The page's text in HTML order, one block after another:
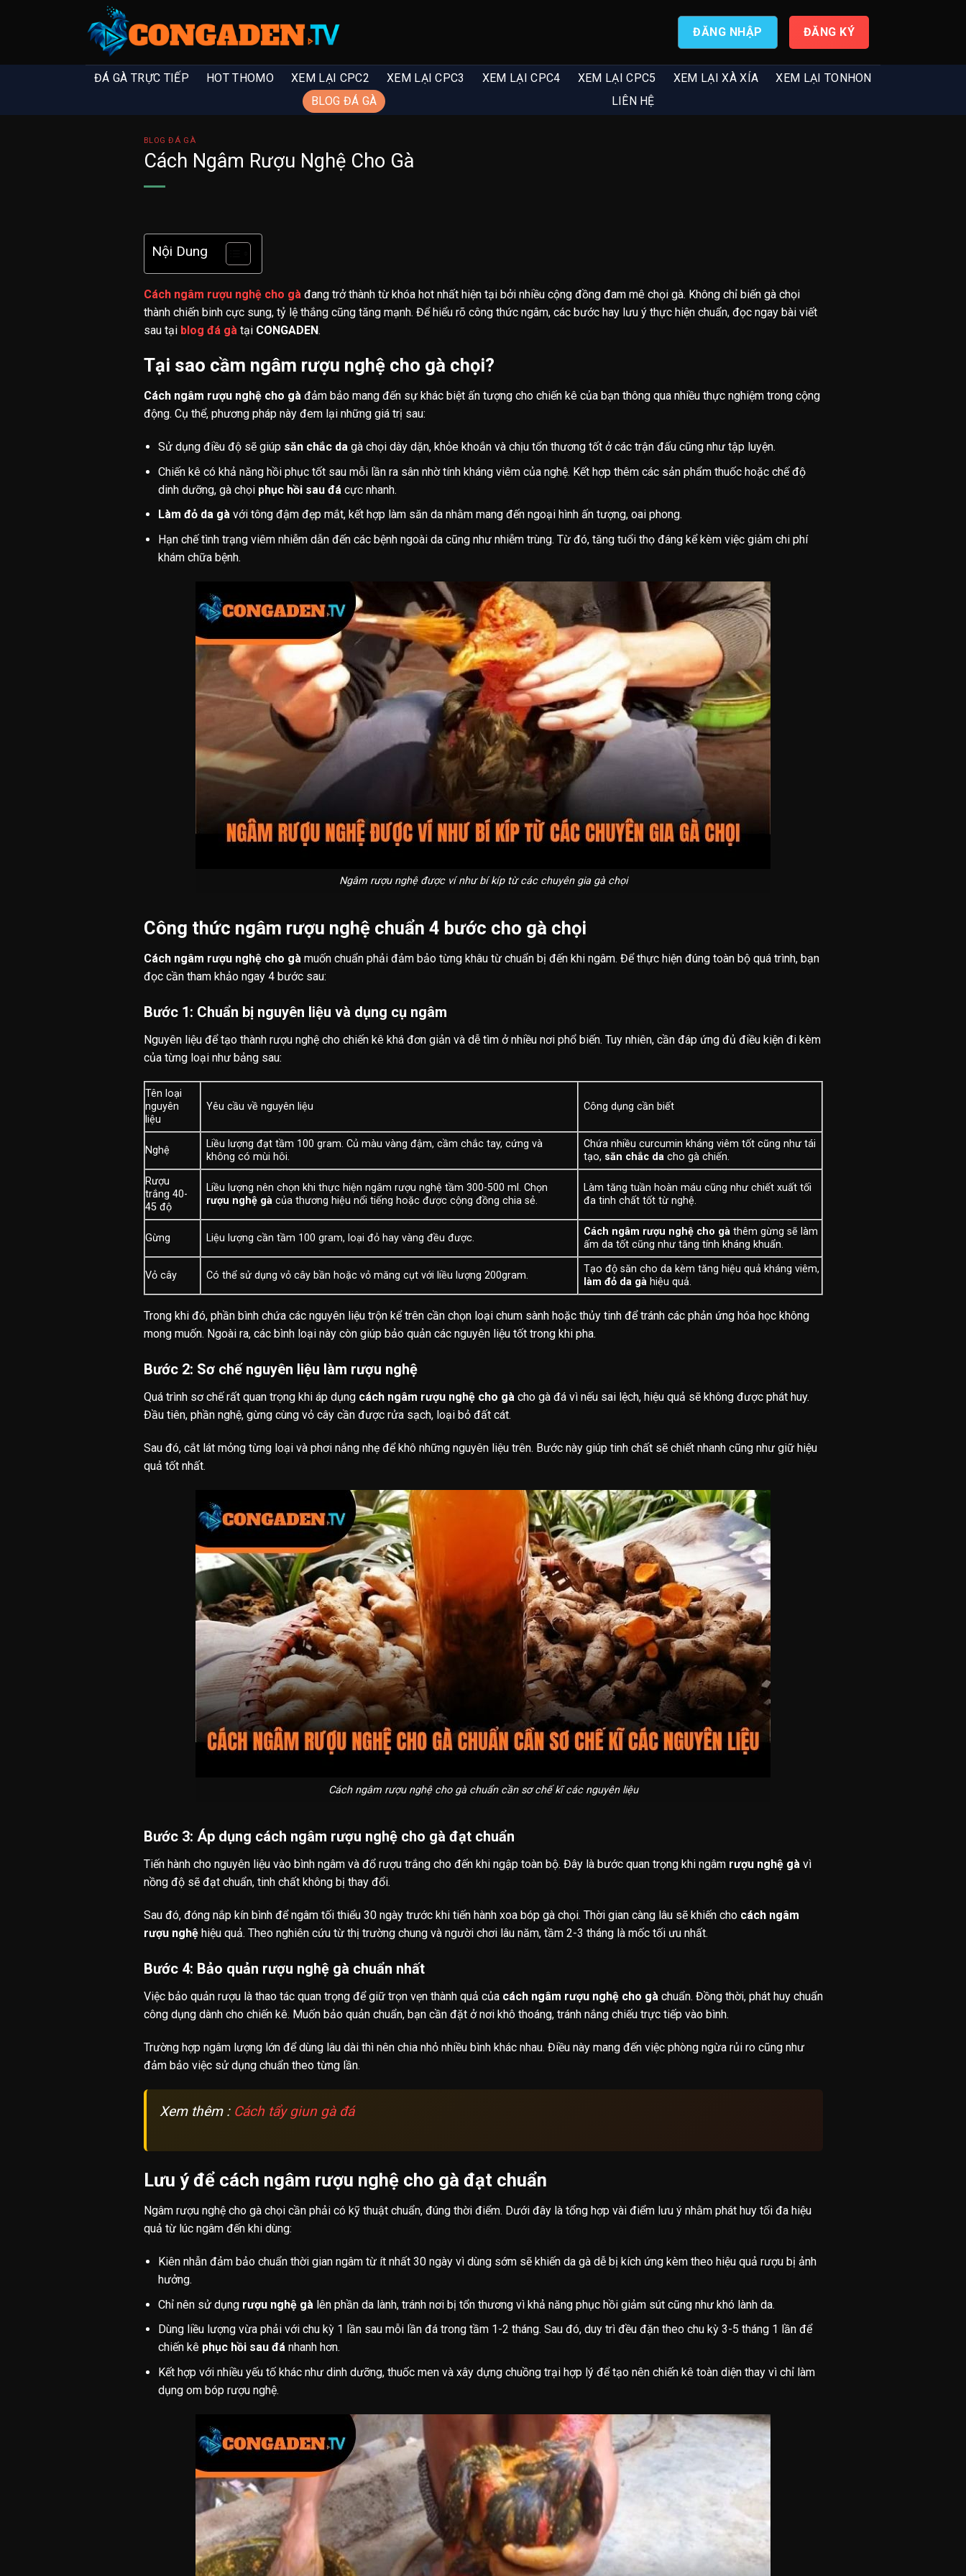
ĐĂNG NHẬP ĐĂNG KÝ
ĐÁ GÀ TRỰC TIẾP HOT THOMO XEM LẠI CPC2 XEM LẠI CPC3 XEM LẠI CPC4 XEM LẠI CPC5 XEM LẠI XÀ XÍA
XEM LẠI TONHON
BLOG ĐÁ GÀ
LIÊN HỆ
BLOG ĐÁ GÀ
Cách Ngâm Rượu Nghệ Cho Gà
Nội Dung
Cách ngâm rượu nghệ cho gà đang trở thành từ khóa hot nhất hiện tại bởi nhiều cộng đồng đam mê chọi gà. Không chỉ biến gà chọi
thành chiến binh cực sung, tỷ lệ thắng cũng tăng mạnh. Để hiểu rõ công thức ngâm, các bước hay lưu ý thực hiện chuẩn, đọc ngay bài viết
sau tại blog đá gà tại CONGADEN.
Tại sao cầm ngâm rượu nghệ cho gà chọi?
Cách ngâm rượu nghệ cho gàđảm bảo mang đến sự khác biệt ấn tượng cho chiến kê của bạn thông qua nhiều thực nghiệm trong cộng
động. Cụ thể, phương pháp này đem lại những giá trị sau:
Sử dụng điều độ sẽ giúp săn chắc da gà chọi dày dặn, khỏe khoắn và chịu tổn thương tốt ở các trận đấu cũng như tập luyện.
Chiến kê có khả năng hồi phục tốt sau mỗi lần ra sân nhờ tính kháng viêm của nghệ. Kết hợp thêm các sản phẩm thuốc hoặc chế độ
dinh dưỡng, gà chọi phục hồi sau đá cực nhanh.
Làm đỏ da gà với tông đậm đẹp mắt, kết hợp làm săn da nhằm mang đến ngoại hình ấn tượng, oai phong.
Hạn chế tình trạng viêm nhiễm dẫn đến các bệnh ngoài da cũng như nhiễm trùng. Từ đó, tăng tuổi thọ đáng kể kèm việc giảm chi phí
khám chữa bệnh.
Ngâm rượu nghệ được ví như bí kíp từ các chuyên gia gà chọi
Công thức ngâm rượu nghệ chuẩn 4 bước cho gà chọi
Cách ngâm rượu nghệ cho gàmuốn chuẩn phải đảm bảo từng khâu từ chuẩn bị đến khi ngâm. Để thực hiện đúng toàn bộ quá trình, bạn
đọc cần tham khảo ngay 4 bước sau:
Bước 1: Chuẩn bị nguyên liệu và dụng cụ ngâm
Nguyên liệu để tạo thành rượu nghệ cho chiến kê khá đơn giản và dễ tìm ở nhiều nơi phổ biến. Tuy nhiên, cần đáp ứng đủ điều kiện đi kèm
của từng loại như bảng sau:
Tên loại
nguyên
liệu
Yêu cầu về nguyên liệu Công dụng cần biết
Nghệ
Liều lượng đạt tầm 100 gram. Củ màu vàng đậm, cầm chắc tay, cứng và
không có mùi hôi.
Chứa nhiều curcumin kháng viêm tốt cũng như tái
tạo, săn chắc dacho gà chiến.
Rượu
trắng 40-
45 độ
Liều lượng nên chọn khi thực hiện ngâm rượu nghệ tầm 300-500 ml. Chọn
rượu nghệ gàcủa thương hiệu nổi tiếng hoặc được cộng đồng chia sẻ.
Làm tăng tuần hoàn máu cũng như chiết xuất tối
đa tinh chất tốt từ nghệ.
Gừng Liệu lượng cần tầm 100 gram, loại đỏ hay vàng đều được.
Cách ngâm rượu nghệ cho gàthêm gừng sẽ làm
ấm da tốt cũng như tăng tính kháng khuẩn.
Vỏ cây Có thể sử dụng vỏ cây bần hoặc vỏ măng cụt với liều lượng 200gram.
Tạo độ săn cho da kèm tăng hiệu quả kháng viêm,
làm đỏ da gàhiệu quả.
Trong khi đó, phần bình chứa các nguyên liệu trộn kể trên cần chọn loại chum sành hoặc thủy tinh để tránh các phản ứng hóa học không
mong muốn. Ngoài ra, các bình loại này còn giúp bảo quản các nguyên liệu tốt trong khi pha.
Bước 2: Sơ chế nguyên liệu làm rượu nghệ
Quá trình sơ chế rất quan trọng khi áp dụng cách ngâm rượu nghệ cho gàcho gà đá vì nếu sai lệch, hiệu quả sẽ không được phát huy.
Đầu tiên, phần nghệ, gừng cùng vỏ cây cần được rửa sạch, loại bỏ đất cát.
Sau đó, cắt lát mỏng từng loại và phơi nắng nhẹ để khô những nguyên liệu trên. Bước này giúp tinh chất sẽ chiết nhanh cũng như giữ hiệu
quả tốt nhất.
Cách ngâm rượu nghệ cho gà chuẩn cần sơ chế kĩ các nguyên liệu
Bước 3: Áp dụng cách ngâm rượu nghệ cho gà đạt chuẩn
Tiến hành cho nguyên liệu vào bình ngâm và đổ rượu trắng cho đến khi ngập toàn bộ. Đây là bước quan trọng khi ngâm rượu nghệ gàvì
nồng độ sẽ đạt chuẩn, tinh chất không bị thay đổi.
Sau đó, đóng nắp kín bình để ngâm tối thiểu 30 ngày trước khi tiến hành xoa bóp gà chọi. Thời gian càng lâu sẽ khiến cho cách ngâm
rượu nghệhiệu quả. Theo nghiên cứu từ thị trường chung và người chơi lâu năm, tầm 2-3 tháng là mốc tối ưu nhất.
Bước 4: Bảo quản rượu nghệ gà chuẩn nhất
Việc bảo quản rượu là thao tác quan trọng để giữ trọn vẹn thành quả của cách ngâm rượu nghệ cho gà chuẩn. Đồng thời, phát huy chuẩn
công dụng dành cho chiến kê. Muốn bảo quản chuẩn, bạn cần đặt ở nơi khô thoáng, tránh nắng chiếu trực tiếp vào bình.
Trường hợp ngâm lượng lớn để dùng lâu dài thì nên chia nhỏ nhiều bình khác nhau. Điều này mang đến việc phòng ngừa rủi ro cũng như
đảm bảo việc sử dụng chuẩn theo từng lần.
Xem thêm : Cách tẩy giun gà đá
Lưu ý để cách ngâm rượu nghệ cho gà đạt chuẩn
Ngâm rượu nghệ cho gà chọi cần phải có kỹ thuật chuẩn, đúng thời điểm. Dưới đây là tổng hợp vài điểm lưu ý nhằm phát huy tối đa hiệu
quả từ lúc ngâm đến khi dùng:
Kiên nhẫn đảm bảo chuẩn thời gian ngâm từ ít nhất 30 ngày vì dùng sớm sẽ khiến da gà dễ bị kích ứng kèm theo hiệu quả rượu bị ảnh
hưởng.
Chỉ nên sử dụng rượu nghệ gà lên phần da lành, tránh nơi bị tổn thương vì khả năng phục hồi giảm sút cũng như khó lành da.
Dùng liều lượng vừa phải với chu kỳ 1 lần sau mỗi lần đá trong tầm 1-2 tháng. Sau đó, duy trì đều đặn theo chu kỳ 3-5 tháng 1 lần để
chiến kê phục hồi sau đá nhanh hơn.
Kết hợp với nhiều yếu tố khác như dinh dưỡng, thuốc men và xây dựng chuồng trại hợp lý để tạo nên chiến kê toàn diện thay vì chỉ làm
dụng om bóp rượu nghệ.